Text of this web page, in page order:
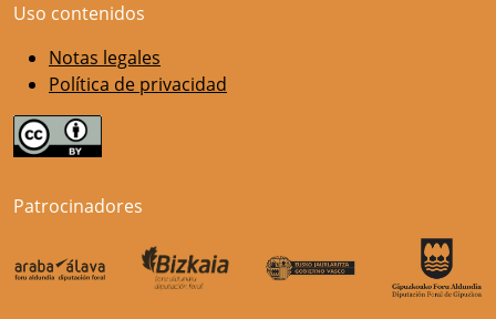
Uso contenidos
Notas legales
Política de privacidad
Patrocinadores